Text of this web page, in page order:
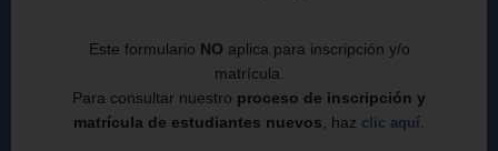
Este formulario NO aplica para inscripción y/o
matrícula.
Para consultar nuestro proceso de inscripción y
matrícula de estudiantes nuevos , haz clic aquí